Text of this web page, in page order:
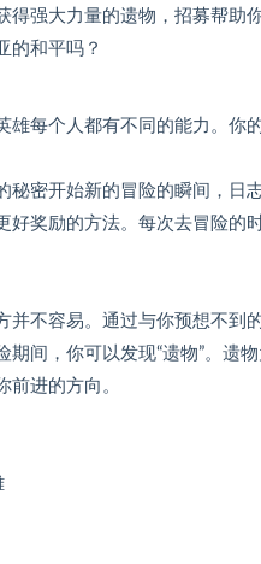
得强大力量的遗物，招募帮
的和平吗？
雄每个人都有不同的能力。
秘密开始新的冒险的瞬间，日
好奖励的方法。每次去冒险
并不容易。通过与你预想不到
期间，你可以发现“遗物”。遗
前进的方向。